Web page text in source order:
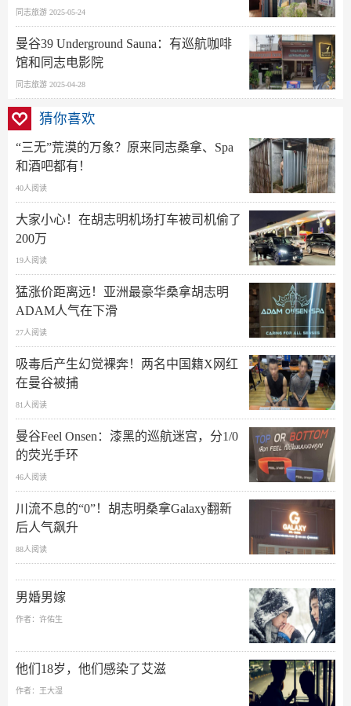
同志旅游 2025-05-24
曼谷39 Underground Sauna：有巡航咖啡
馆和同志电影院
同志旅游 2025-04-28
猜你喜欢
“三无”荒漠的万象？原来同志桑拿、Spa
和酒吧都有！
40人阅读
大家小心！在胡志明机场打车被司机偷了
200万
19人阅读
猛涨价距离远！亚洲最豪华桑拿胡志明
ADAM人气在下滑
27人阅读
吸毒后产生幻觉裸奔！两名中国籍X网红
在曼谷被捕
81人阅读
曼谷Feel Onsen：漆黑的巡航迷宫，分1/0
的荧光手环
46人阅读
川流不息的“0”！胡志明桑拿Galaxy翻新
后人气飙升
88人阅读
男婚男嫁
作者：许佑生
他们18岁，他们感染了艾滋
作者：王大湿